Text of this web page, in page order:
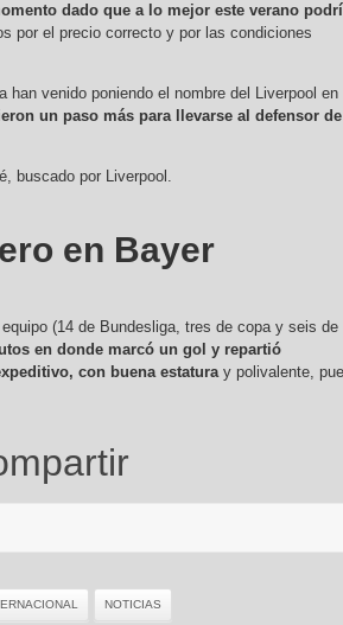
dado que a lo mejor este verano
por el precio correcto y por las condiciones
venido poniendo el nombre del Liverpool en
un paso más para llevarse al defensor
buscado por Liverpool.
en Bayer
(14 de Bundesliga, tres de copa y seis de
en donde marcó un gol y repartió
con buena estaturay polivalente,
NOTICIAS